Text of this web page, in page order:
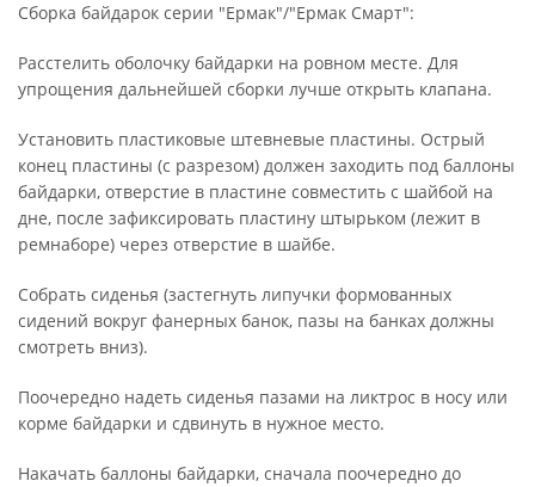
Сборка байдарок серии "Ермак"/"Ермак Смарт":
Расстелить оболочку байдарки на ровном месте. Для
упрощения дальнейшей сборки лучше открыть клапана.
Установить пластиковые штевневые пластины. Острый
конец пластины (с разрезом) должен заходить под баллоны
байдарки, отверстие в пластине совместить с шайбой на
дне, после зафиксировать пластину штырьком (лежит в
ремнаборе) через отверстие в шайбе.
Собрать сиденья (застегнуть липучки формованных
сидений вокруг фанерных банок, пазы на банках должны
смотреть вниз).
Поочередно надеть сиденья пазами на ликтрос в носу или
корме байдарки и сдвинуть в нужное место.
Накачать баллоны байдарки, сначала поочередно до